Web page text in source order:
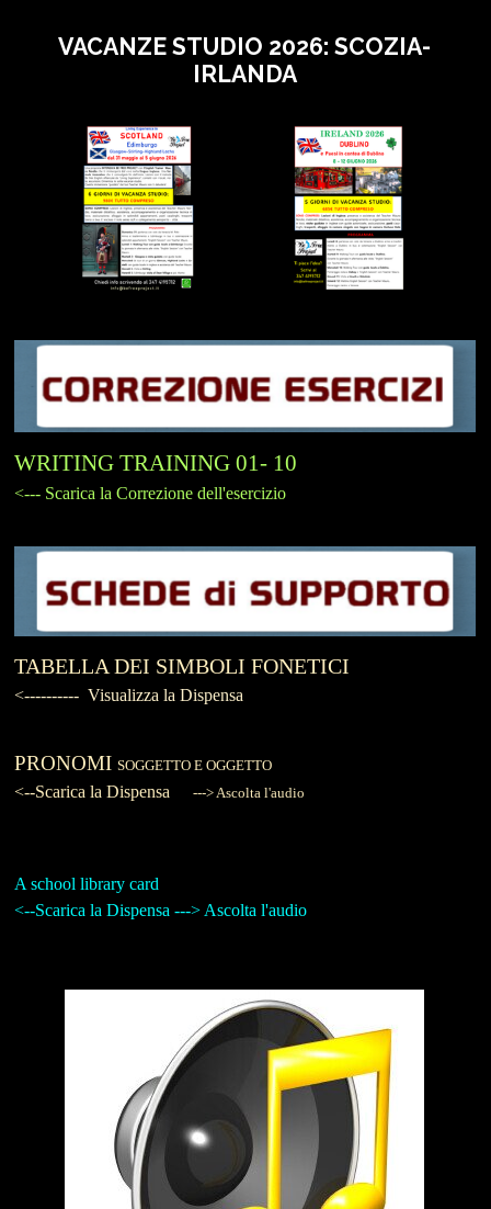
VACANZE STUDIO 2026: SCOZIA-
IRLANDA
WRITING TRAINING 01- 10
<--- Scarica la Correzione dell'esercizio
TABELLA DEI SIMBOLI FONETICI
<---------- Visualizza la Dispensa
PRONOMI SOGGETTO E OGGETTO
<--Scarica la Dispensa ---> Ascolta l'audio
A school library card
<--Scarica la Dispensa ---> Ascolta l'audio